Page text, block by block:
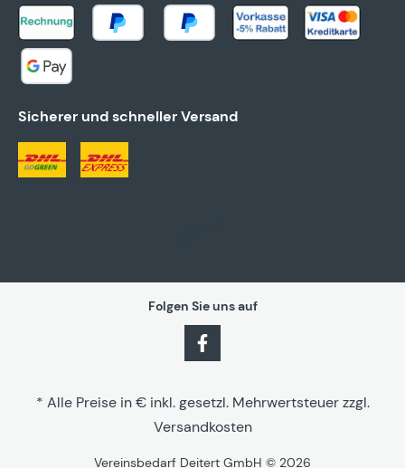
Sicherer und schneller Versand
Folgen Sie uns auf
* Alle Preise in € inkl. gesetzl. Mehrwertsteuer zzgl.
Versandkosten
Vereinsbedarf Deitert GmbH © 2026